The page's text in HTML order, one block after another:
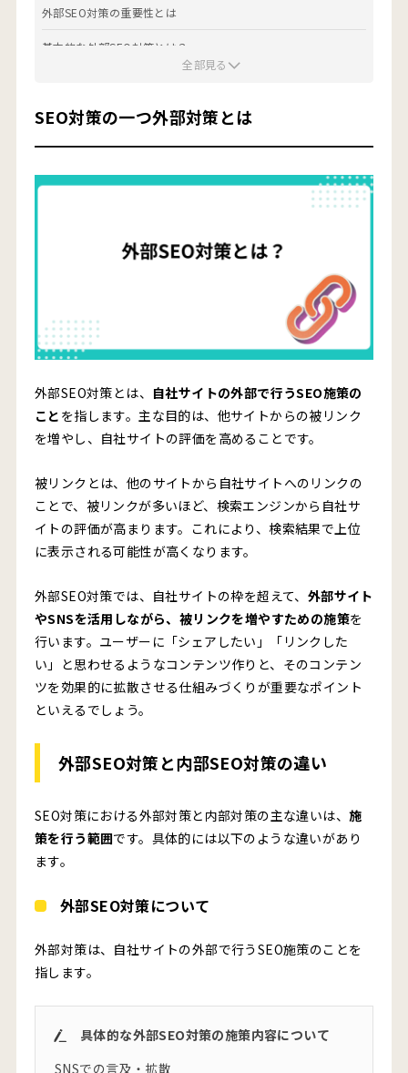
外部SEO対策の重要性とは
基本的な外部SEO対策とは？
2.サイテーションを増やす
3.SNSを活用する
ペナルリティリスクがある外部SEO対策とは？
2.過剰な相互リンク
4.掲示板にコメントと共にリンクを貼る
5.違法コンテンツを提供するサイトからの被リンク
6.低品質のサイトからの被リンク
Googleサーチコンソール【無料】
Ahrefs【有料】
全部見る
SEO対策の一つ外部対策とは
外部SEO対策とは、 自社サイトの外部で行うSEO施策の
こと を指します。主な目的は、他サイトからの被リンク
を増やし、自社サイトの評価を高めることです。
被リンクとは、他のサイトから自社サイトへのリンクの
ことで、被リンクが多いほど、検索エンジンから自社サ
イトの評価が高まります。これにより、検索結果で上位
に表示される可能性が高くなります。
外部SEO対策では、自社サイトの枠を超えて、 外部サイト
やSNSを活用しながら、被リンクを増やすための施策を
行います。ユーザーに「シェアしたい」「リンクした
い」と思わせるようなコンテンツ作りと、そのコンテン
ツを効果的に拡散させる仕組みづくりが重要なポイント
といえるでしょう。
外部SEO対策と内部SEO対策の違い
SEO対策における外部対策と内部対策の主な違いは、 施
策を行う範囲です。具体的には以下のような違いがあり
ます。
外部SEO対策について
外部対策は、自社サイトの外部で行うSEO施策のことを
指します。
具体的な外部SEO対策の施策内容について
SNSでの言及・拡散